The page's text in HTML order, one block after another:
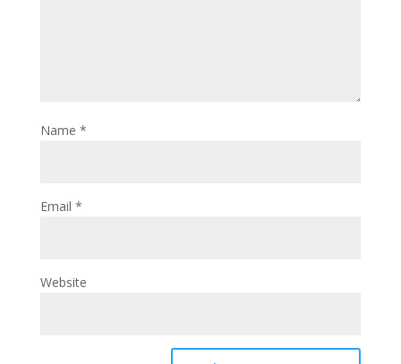
Name *
Email *
Website